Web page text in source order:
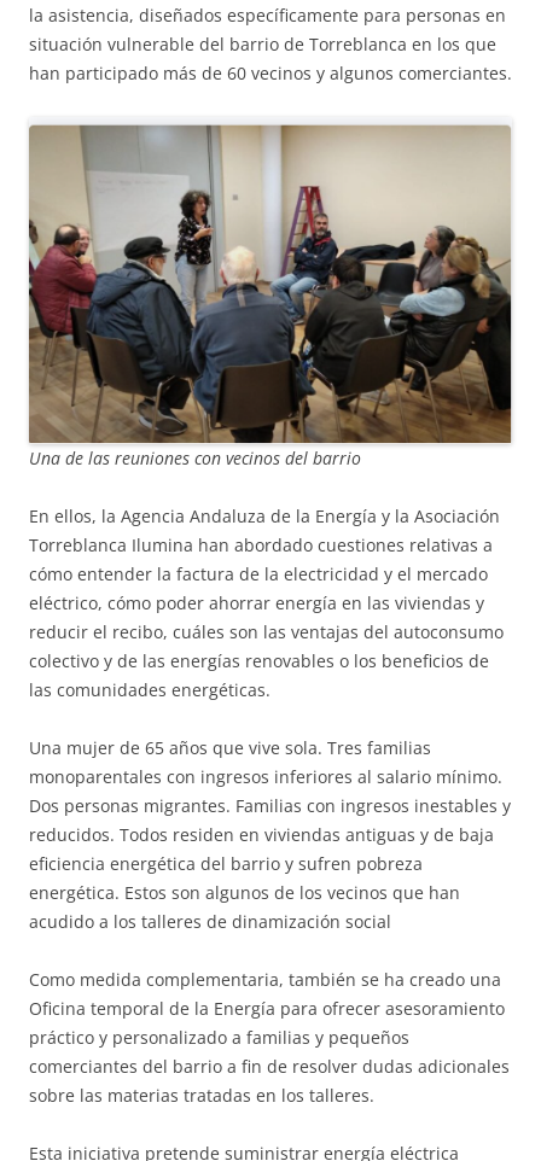
la asistencia, diseñados específicamente para personas en
situación vulnerable del barrio de Torreblanca en los que
han participado más de 60 vecinos y algunos comerciantes.
Una de las reuniones con vecinos del barrio
En ellos, la Agencia Andaluza de la Energía y la Asociación
Torreblanca Ilumina han abordado cuestiones relativas a
cómo entender la factura de la electricidad y el mercado
eléctrico, cómo poder ahorrar energía en las viviendas y
reducir el recibo, cuáles son las ventajas del autoconsumo
colectivo y de las energías renovables o los beneficios de
las comunidades energéticas.
Una mujer de 65 años que vive sola. Tres familias
monoparentales con ingresos inferiores al salario mínimo.
Dos personas migrantes. Familias con ingresos inestables y
reducidos. Todos residen en viviendas antiguas y de baja
eficiencia energética del barrio y sufren pobreza
energética. Estos son algunos de los vecinos que han
acudido a los talleres de dinamización social
Como medida complementaria, también se ha creado una
Oficina temporal de la Energía para ofrecer asesoramiento
práctico y personalizado a familias y pequeños
comerciantes del barrio a fin de resolver dudas adicionales
sobre las materias tratadas en los talleres.
Esta iniciativa pretende suministrar energía eléctrica